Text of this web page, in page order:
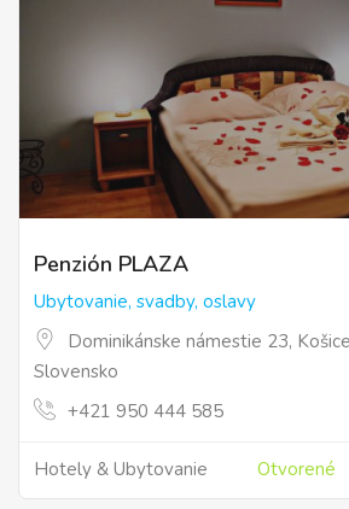
Penzión PLAZA
Ubytovanie, svadby, oslavy
Dominikánske námestie 23,
Slovensko
+421 950 444 585
Hotely & Ubytovanie Otvorené